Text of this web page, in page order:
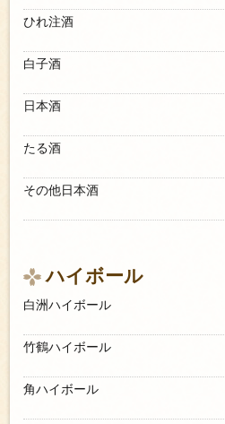
ひれ注酒
白子酒
日本酒
たる酒
その他日本酒
ハイボール
白洲ハイボール
竹鶴ハイボール
角ハイボール